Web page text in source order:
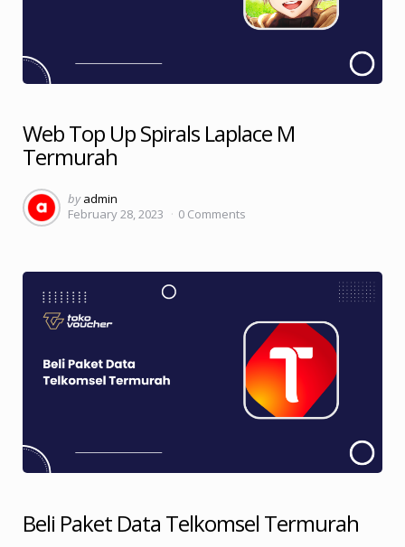
Web Top Up Spirals Laplace M
Termurah
Posted
by
by admin
February 28, 2023
0 Comments
Beli Paket Data Telkomsel Termurah